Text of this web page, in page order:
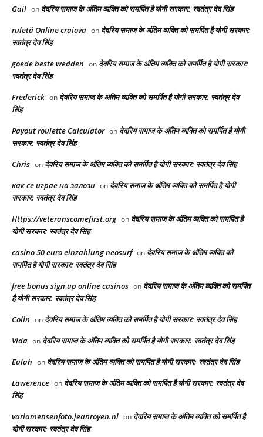
Gail on देवरिय समाज के अंतिम व्यक्ति को समर्पित है योगी सरकार: स्वतंत्र देव सिंह
ruletă Online craiova on देवरिय समाज के अंतिम व्यक्ति को समर्पित है योगी सरकार:
स्वतंत्र देव सिंह
goede beste wedden on देवरिय समाज के अंतिम व्यक्ति को समर्पित है योगी सरकार:
स्वतंत्र देव सिंह
Frederick on देवरिय समाज के अंतिम व्यक्ति को समर्पित है योगी सरकार: स्वतंत्र देव
सिंह
Payout roulette Calculator on देवरिय समाज के अंतिम व्यक्ति को समर्पित है योगी
सरकार: स्वतंत्र देव सिंह
Chris on देवरिय समाज के अंतिम व्यक्ति को समर्पित है योगी सरकार: स्वतंत्र देव सिंह
как се играе на залози on देवरिय समाज के अंतिम व्यक्ति को समर्पित है योगी
सरकार: स्वतंत्र देव सिंह
Https://veteranscomefirst.org on देवरिय समाज के अंतिम व्यक्ति को समर्पित है
योगी सरकार: स्वतंत्र देव सिंह
casino 50 euro einzahlung neosurf on देवरिय समाज के अंतिम व्यक्ति को
समर्पित है योगी सरकार: स्वतंत्र देव सिंह
free bonus sign up online casinos on देवरिय समाज के अंतिम व्यक्ति को समर्पित
है योगी सरकार: स्वतंत्र देव सिंह
Colin on देवरिय समाज के अंतिम व्यक्ति को समर्पित है योगी सरकार: स्वतंत्र देव सिंह
Vida on देवरिय समाज के अंतिम व्यक्ति को समर्पित है योगी सरकार: स्वतंत्र देव सिंह
Eulah on देवरिय समाज के अंतिम व्यक्ति को समर्पित है योगी सरकार: स्वतंत्र देव सिंह
Lawerence on देवरिय समाज के अंतिम व्यक्ति को समर्पित है योगी सरकार: स्वतंत्र देव
सिंह
variamensenfoto.jeanroyen.nl on देवरिय समाज के अंतिम व्यक्ति को समर्पित है
योगी सरकार: स्वतंत्र देव सिंह